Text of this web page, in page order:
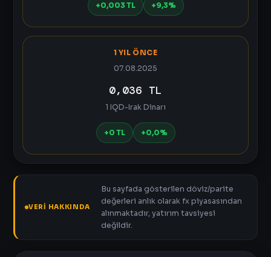
+0,003 TL +9,3%
1 YIL ÖNCE
07.08.2025
0,036 TL
1 IQD-Irak Dinarı
+0 TL +0,0%
VERI HAKKINDA
Bu sayfada gösterilen döviz/parite
değerleri anlık olarak fx piyasasından
alınmaktadır, yatırım tavsiyesi
değildir.